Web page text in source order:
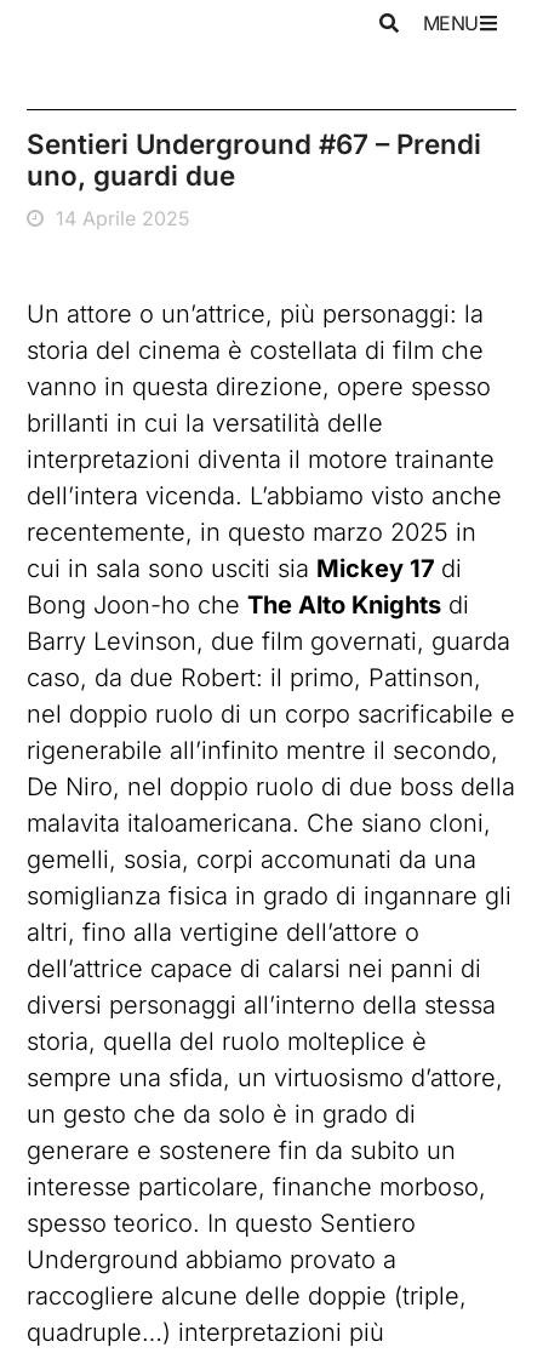
MENU
Sentieri Underground #67 – Prendi
uno, guardi due
14 Aprile 2025
Un attore o un’attrice, più personaggi: la
storia del cinema è costellata di film che
vanno in questa direzione, opere spesso
brillanti in cui la versatilità delle
interpretazioni diventa il motore trainante
dell’intera vicenda. L’abbiamo visto anche
recentemente, in questo marzo 2025 in
cui in sala sono usciti sia Mickey 17 di
Bong Joon-ho cheThe Alto Knights di
Barry Levinson, due film governati, guarda
caso, da due Robert: il primo, Pattinson,
nel doppio ruolo di un corpo sacrificabile e
rigenerabile all’infinito mentre il secondo,
De Niro, nel doppio ruolo di due boss della
malavita italoamericana. Che siano cloni,
gemelli, sosia, corpi accomunati da una
somiglianza fisica in grado di ingannare gli
altri, fino alla vertigine dell’attore o
dell’attrice capace di calarsi nei panni di
diversi personaggi all’interno della stessa
storia, quella del ruolo molteplice è
sempre una sfida, un virtuosismo d’attore,
un gesto che da solo è in grado di
generare e sostenere fin da subito un
interesse particolare, finanche morboso,
spesso teorico. In questo Sentiero
Underground abbiamo provato a
raccogliere alcune delle doppie (triple,
quadruple…) interpretazioni più